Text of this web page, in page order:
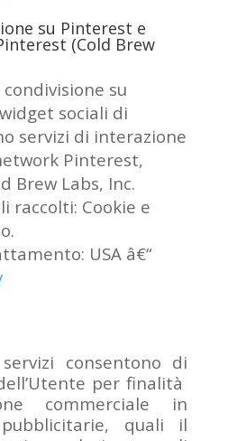
su Pinterest e
(Cold Brew
su
sociali di
servizi di interazione
Pinterest,
Brew Labs, Inc.
raccolti: Cookie e
USA â€“
consentono di
per finalità
commerciale in
quali il